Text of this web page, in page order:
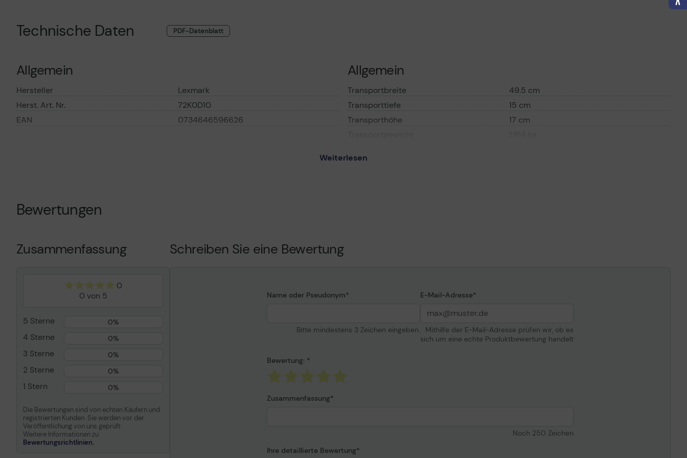
Technische Daten PDF-Datenblatt
Allgemein
Hersteller
Lexmark
Herst. Art. Nr.
72K0D10
EAN
0734646596626
Drucktechnologie
Preistyp
Lexmark Cartridge Collection Program
CX825dtfe, CX827de, CX860de,
Allgemein
Transportbreite
49.5 cm
Transporttiefe
15 cm
Transporthöhe
17 cm
Verbrauchsmaterial
Kompatibel mit
Lexmark CS820de, CS820dte,
CS820dtfe, CS827de, CX820de,
CX820dtfe, CX825de, CX825dte,
Weiterlesen
Bewertungen
Zusammenfassung
0
0 von 5
5 Sterne 0%
4 Sterne 0%
3 Sterne 0%
2 Sterne 0%
1 Stern 0%
Die Bewertungen sind von echten Käufern und
registrierten Kunden. Sie werden vor der
Veröffentlichung von uns geprüft.
Weitere Informationen zu
Bewertungsrichtlinien.
Schreiben Sie eine Bewertung
Name oder Pseudonym
Bitte mindestens 3 Zeichen eingeben.
E-Mail-Adresse
Mithilfe der E-Mail-Adresse prüfen wir, ob es
sich um eine echte Produktbewertung handelt
Bewertung:
Zusammenfassung
Noch 250 Zeichen
Ihre detaillierte Bewertung